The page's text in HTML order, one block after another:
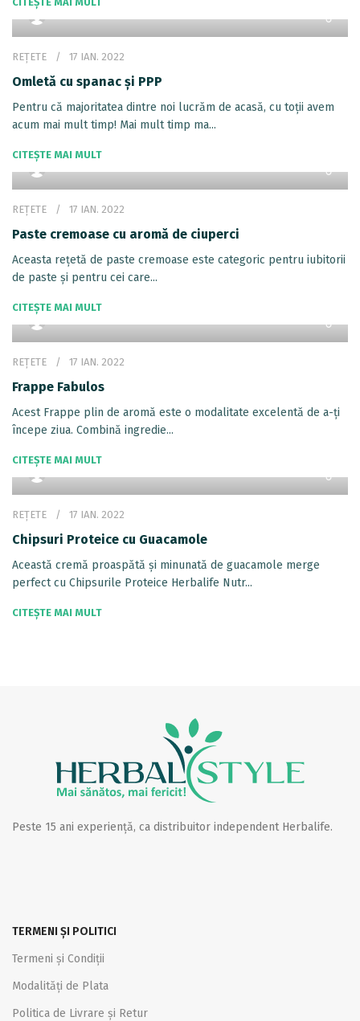
REȚETE 17 IAN. 2022
Omletă cu spanac și PPP
Pentru că majoritatea dintre noi lucrăm de acasă, cu toții avem
acum mai mult timp! Mai mult timp ma...
CITEȘTE MAI MULT
REȚETE 17 IAN. 2022
Paste cremoase cu aromă de ciuperci
Aceasta rețetă de paste cremoase este categoric pentru iubitorii
de paste și pentru cei care...
CITEȘTE MAI MULT
REȚETE 17 IAN. 2022
Frappe Fabulos
Acest Frappe plin de aromă este o modalitate excelentă de a-ți
începe ziua. Combină ingredie...
CITEȘTE MAI MULT
REȚETE 17 IAN. 2022
Chipsuri Proteice cu Guacamole
Această cremă proaspătă și minunată de guacamole merge
perfect cu Chipsurile Proteice Herbalife Nutr...
CITEȘTE MAI MULT
Peste 15 ani experiență, ca distribuitor independent Herbalife.
TERMENI ȘI POLITICI
Termeni și Condiții
Modalități de Plata
Politica de Livrare și Retur